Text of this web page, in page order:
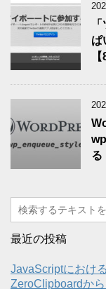
ぱ
る
最近の投稿
JavaScriptにおけ
ZeroClipboardか